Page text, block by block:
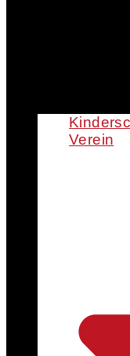
Verein